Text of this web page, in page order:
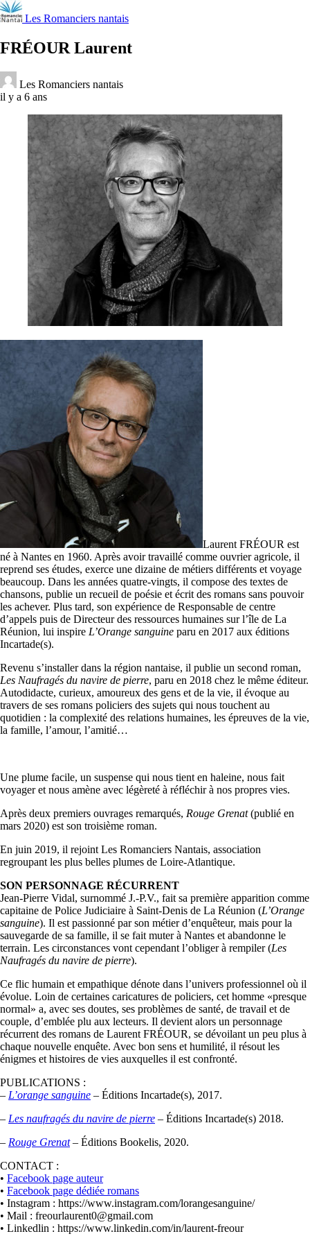
Les Romanciers nantais
FRÉOUR Laurent
Les Romanciers nantais
il y a 6 ans
Laurent FRÉOUR est
né à Nantes en 1960. Après avoir travaillé comme ouvrier agricole, il
reprend ses études, exerce une dizaine de métiers différents et voyage
beaucoup. Dans les années quatre-vingts, il compose des textes de
chansons, publie un recueil de poésie et écrit des romans sans pouvoir
les achever. Plus tard, son expérience de Responsable de centre
d’appels puis de Directeur des ressources humaines sur l’île de La
Réunion, lui inspire L’Orange sanguine paru en 2017 aux éditions
Incartade(s).
Revenu s’installer dans la région nantaise, il publie un second roman,
Les Naufragés du navire de pierre, paru en 2018 chez le même éditeur.
Autodidacte, curieux, amoureux des gens et de la vie, il évoque au
travers de ses romans policiers des sujets qui nous touchent au
quotidien : la complexité des relations humaines, les épreuves de la vie,
la famille, l’amour, l’amitié…
Une plume facile, un suspense qui nous tient en haleine, nous fait
voyager et nous amène avec légèreté à réfléchir à nos propres vies.
Après deux premiers ouvrages remarqués, Rouge Grenat(publié en
mars 2020) est son troisième roman.
En juin 2019, il rejoint Les Romanciers Nantais, association
regroupant les plus belles plumes de Loire-Atlantique.
SON PERSONNAGE RÉCURRENT
Jean-Pierre Vidal, surnommé J.-P.V., fait sa première apparition comme
capitaine de Police Judiciaire à Saint-Denis de La Réunion (L’Orange
sanguine). Il est passionné par son métier d’enquêteur, mais pour la
sauvegarde de sa famille, il se fait muter à Nantes et abandonne le
terrain. Les circonstances vont cependant l’obliger à rempiler (Les
Naufragés du navire de pierre).
Ce flic humain et empathique dénote dans l’univers professionnel où il
évolue. Loin de certaines caricatures de policiers, cet homme «presque
normal» a, avec ses doutes, ses problèmes de santé, de travail et de
couple, d’emblée plu aux lecteurs. Il devient alors un personnage
récurrent des romans de Laurent FRÉOUR, se dévoilant un peu plus à
chaque nouvelle enquête. Avec bon sens et humilité, il résout les
énigmes et histoires de vies auxquelles il est confronté.
PUBLICATIONS :
– L’orange sanguine – Éditions Incartade(s), 2017.
– Les naufragés du navire de pierre – Éditions Incartade(s) 2018.
– Rouge Grenat– Éditions Bookelis, 2020.
CONTACT :
• Facebook page auteur
• Facebook page dédiée romans
• Instagram : https://www.instagram.com/lorangesanguine/
• Mail : freourlaurent0@gmail.com
• Linkedlin : https://www.linkedin.com/in/laurent-freour